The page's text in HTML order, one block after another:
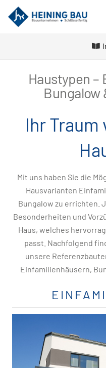
Haustypen –
Bungalow
Ihr Traum
Mit uns haben Sie die
Hausvarianten
Bungalow zu errichten.
Besonderheiten und
Haus, welches
passt. Nachfolgend
unsere
Einfamilienhäusern,